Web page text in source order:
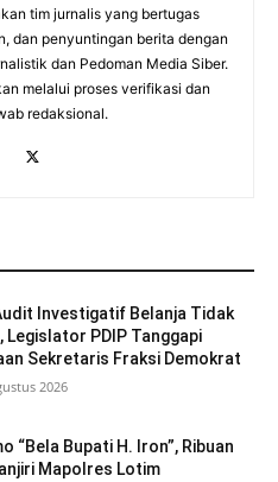
tim jurnalis yang bertugas
dan penyuntingan berita dengan
dan Pedoman Media Siber.
melalui proses verifikasi dan
redaksional.
Investigatif Belanja Tidak
Legislator PDIP Tanggapi
Sekretaris Fraksi Demokrat
2026
“Bela Bupati H. Iron”, Ribuan
Mapolres Lotim